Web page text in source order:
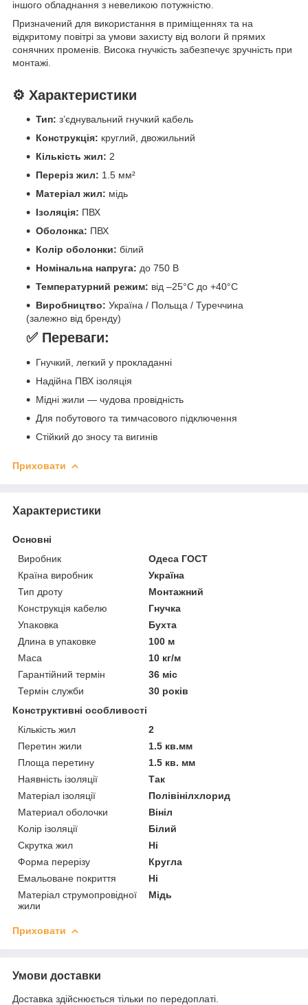
іншого обладнання з невеликою потужністю.
Призначений для використання в приміщеннях та на
відкритому повітрі за умови захисту від вологи й прямих
сонячних променів. Висока гнучкість забезпечує зручність при
монтажі.
⚙️ Характеристики
Тип: з’єднувальний гнучкий кабель
Конструкція: круглий, двожильний
Кількість жил: 2
Переріз жил: 1.5 мм²
Матеріал жил: мідь
Ізоляція: ПВХ
Оболонка: ПВХ
Колір оболонки: білий
Номінальна напруга: до 750 В
Температурний режим: від –25°C до +40°C
Виробництво: Україна / Польща / Туреччина
(залежно від бренду)
✅ Переваги:
Гнучкий, легкий у прокладанні
Надійна ПВХ ізоляція
Мідні жили — чудова провідність
Для побутового та тимчасового підключення
Стійкий до зносу та вигинів
Приховати
Характеристики
Основні
Виробник
Одеса ГОСТ
Країна виробник
Україна
Тип дроту
Монтажний
Конструкція кабелю
Гнучка
Упаковка
Бухта
Длина в упаковке
100 м
Маса
10 кг/м
Гарантійний термін
36 міс
Термін служби
30 років
Конструктивні особливості
Кількість жил
2
Перетин жили
1.5 кв.мм
Площа перетину
1.5 кв. мм
Наявність ізоляції
Так
Матеріал ізоляції
Полівінілхлорид
Материал оболочки
Вініл
Колір ізоляції
Білий
Скрутка жил
Ні
Форма перерізу
Кругла
Емальоване покриття
Ні
Матеріал струмопровідної
жили
Мідь
Приховати
Умови доставки
Доставка здійснюється тільки по передоплаті.